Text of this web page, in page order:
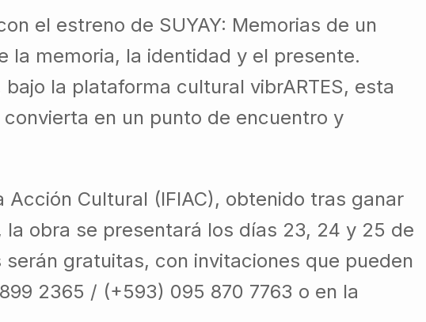
el estreno de SUYAY: Memorias de un
la memoria, la identidad y el presente.
la plataforma cultural vibrARTES, esta
en un punto de encuentro y
Cultural (IFIAC), obtenido tras ganar
obra se presentará los días 23, 24 y 25 de
gratuitas, con invitaciones que pueden
2365 / (+593) 095 870 7763 o en la